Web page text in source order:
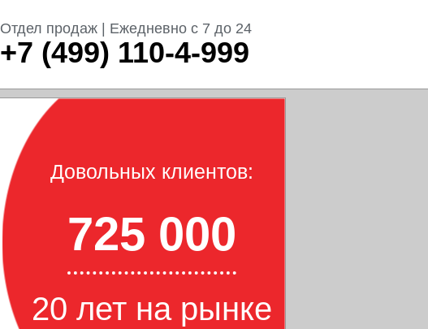
Отдел продаж | Ежедневно с 7 до 24
+7 (499) 110-4-999
Довольных клиентов:
725 000
20 лет на рынке